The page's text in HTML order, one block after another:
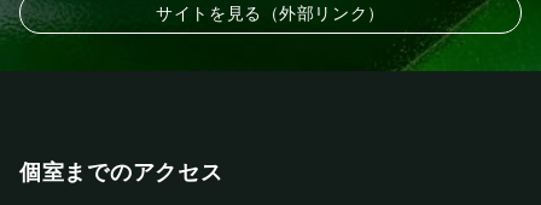
サイトを見る（外部リンク）
個室までのアクセス